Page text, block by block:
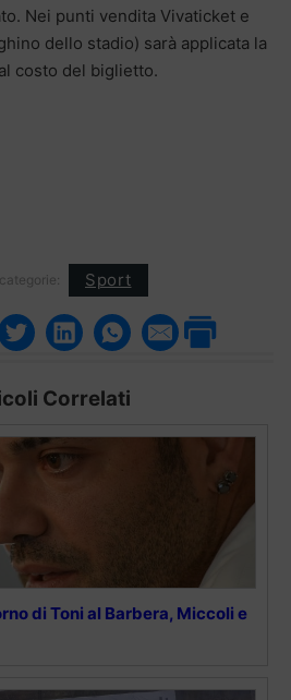
Nei punti vendita Vivaticket e
dello stadio) sarà applicata la
costo del biglietto.
Sport
Correlati
di Toni al Barbera, Miccoli e